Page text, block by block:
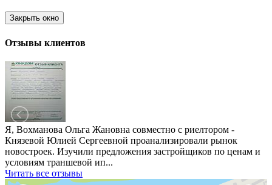
Закрыть окно
Отзывы клиентов
Я, Вохманова Ольга Жановна совместно с риелтором -
Князевой Юлией Сергеевной проанализировали рынок
новостроек. Изучили предложения застройщиков по ценам и
условиям траншевой ип...
Читать все отзывы